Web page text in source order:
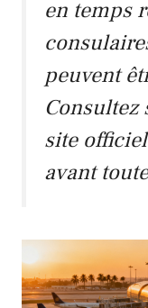
en temps
peuvent
Consultez
site
avant